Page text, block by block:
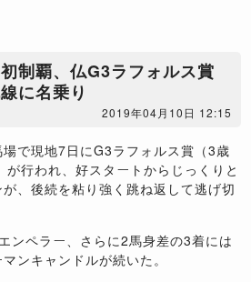
制覇、仏G3ラフォルス賞
に名乗り
2019年04月10日 12:15
で現地7日にG3ラフォルス賞（3歳
行われ、好スタートからじっくりと
、後続を粘り強く跳ね返して逃げ切
ンペラー、さらに2馬身差の3着には
ンキャンドルが続いた。